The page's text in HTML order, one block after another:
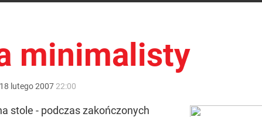
minimalisty
18 lutego2007 22:00
stole - podczas zakończonych